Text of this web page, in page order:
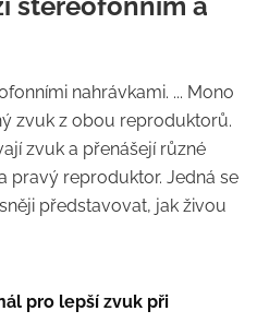
nahrávkami. ... Mono
zvuk z obou reproduktorů.
zvuk a přenášejí různé
pravý reproduktor. Jedná se
představovat, jak živou
pro lepší zvuk při